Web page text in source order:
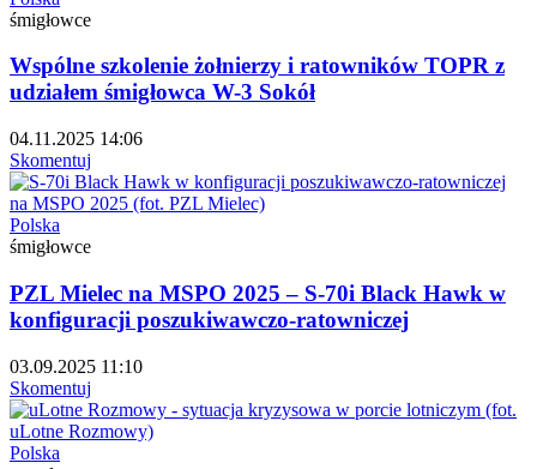
śmigłowce
Wspólne szkolenie żołnierzy i ratowników TOPR z
udziałem śmigłowca W-3 Sokół
04.11.2025 14:06
Skomentuj
Polska
śmigłowce
PZL Mielec na MSPO 2025 – S-70i Black Hawk w
konfiguracji poszukiwawczo-ratowniczej
03.09.2025 11:10
Skomentuj
Polska